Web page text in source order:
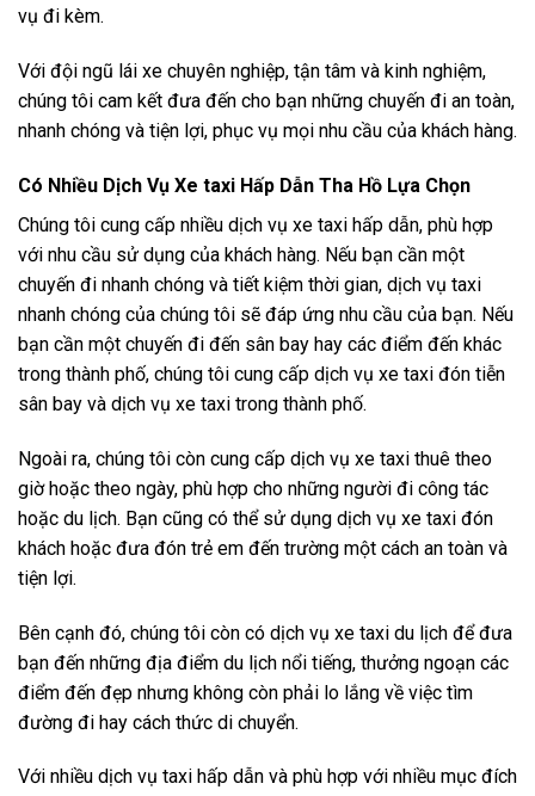
vụ đi kèm.
Với đội ngũ lái xe chuyên nghiệp, tận tâm và kinh nghiệm,
chúng tôi cam kết đưa đến cho bạn những chuyến đi an toàn,
nhanh chóng và tiện lợi, phục vụ mọi nhu cầu của khách hàng.
Có Nhiều Dịch Vụ Xe taxi Hấp Dẫn Tha Hồ Lựa Chọn
Chúng tôi cung cấp nhiều dịch vụ xe taxi hấp dẫn, phù hợp
với nhu cầu sử dụng của khách hàng. Nếu bạn cần một
chuyến đi nhanh chóng và tiết kiệm thời gian, dịch vụ taxi
nhanh chóng của chúng tôi sẽ đáp ứng nhu cầu của bạn. Nếu
bạn cần một chuyến đi đến sân bay hay các điểm đến khác
trong thành phố, chúng tôi cung cấp dịch vụ xe taxi đón tiễn
sân bay và dịch vụ xe taxi trong thành phố.
Ngoài ra, chúng tôi còn cung cấp dịch vụ xe taxi thuê theo
giờ hoặc theo ngày, phù hợp cho những người đi công tác
hoặc du lịch. Bạn cũng có thể sử dụng dịch vụ xe taxi đón
khách hoặc đưa đón trẻ em đến trường một cách an toàn và
tiện lợi.
Bên cạnh đó, chúng tôi còn có dịch vụ xe taxi du lịch để đưa
bạn đến những địa điểm du lịch nổi tiếng, thưởng ngoạn các
điểm đến đẹp nhưng không còn phải lo lắng về việc tìm
đường đi hay cách thức di chuyển.
Với nhiều dịch vụ taxi hấp dẫn và phù hợp với nhiều mục đích